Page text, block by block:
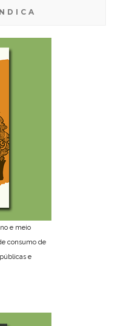
e meio
consumo de
e